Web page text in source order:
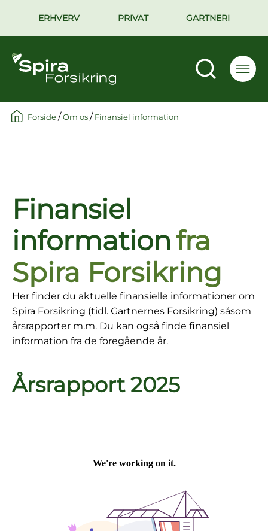
ERHVERV PRIVAT GARTNERI
Forside/Om os/ Finansiel information
Finansiel
informationfra
Spira Forsikring
Her finder du aktuelle finansielle informationer om
Spira Forsikring (tidl. Gartnernes Forsikring) såsom
årsrapporter m.m. Du kan også finde finansiel
information fra de foregående år.
Årsrapport 2025